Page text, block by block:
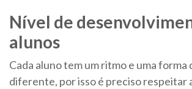
Nível de
alunos
Cada aluno tem um ritmo e uma
diferente, por isso é preciso respeitar